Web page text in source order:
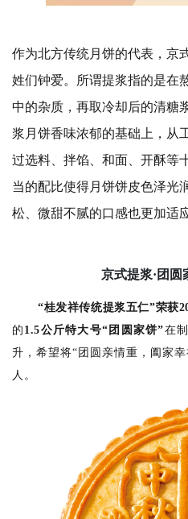
作为北方传统月饼的代表，京
姓们钟爱。
所谓提浆指的是在
中的杂质，再取冷却后的清糖
浆月饼香味浓郁的基础上，从
过选料、拌馅、和面、开酥等
当的配比使得月饼饼皮色泽光
松、微甜不腻的口感也更加适
京式提浆·团圆
“桂发祥传统提浆五仁”荣获
的 1.5公斤特大号“团圆家饼”在
升，希望将“团圆亲情重，阖家
人。